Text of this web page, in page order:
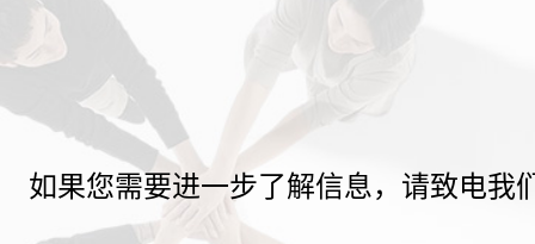
如果您需要进一步了解信息，请致电我